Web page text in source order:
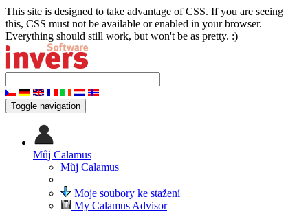
This site is designed to take advantage of CSS. If you are seeing
this, CSS must not be available or enabled in your browser.
Everything should still work, but won't be as pretty. :)
Toggle navigation
Můj Calamus
Můj Calamus
Moje soubory ke stažení
My Calamus Advisor